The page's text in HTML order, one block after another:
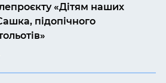
«Дітям наших
підопічного